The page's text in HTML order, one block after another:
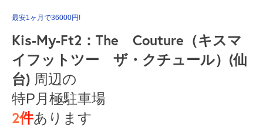
最安1ヶ月で36000円!
Kis-My-Ft2：The Couture（キスマ
イフットツー ザ・クチュール）(仙
台) 周辺の
特P月極駐車場
2件あります